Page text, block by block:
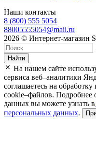
Наши контакты
8 (800) 555 5054
88005555054@mail.ru
2026 © Интернет-магазин
Найти
На нашем сайте
сервиса веб–аналитики
соглашаетесь на
cookie–файлов. Подробнее
данных вы можете узнать в
персональных данных.